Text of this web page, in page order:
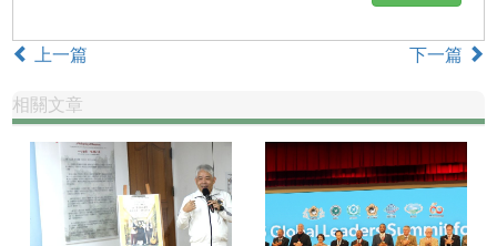
上一篇 下一篇
相關文章